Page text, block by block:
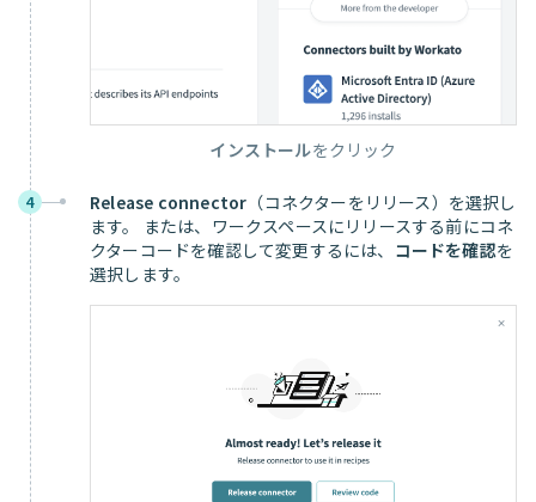
インストールをクリック
4 Release connector （コネクターをリリース）を選択し
ます。 または、ワークスペースにリリースする前にコネ
クターコードを確認して変更するには、 コードを確認を
選択します。